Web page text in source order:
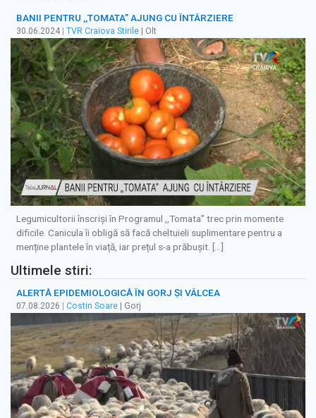
BANII PENTRU ,,TOMATA” AJUNG CU ÎNTÂRZIERE
30.06.2024 TVR Craiova Stirile | Olt
Legumicultorii înscriși în Programul ,,Tomata” trec prin momente
dificile. Canicula îi obligă să facă cheltuieli suplimentare pentru a
menține plantele în viață, iar prețul s-a prăbușit. […]
Ultimele stiri:
ALERTĂ EPIDEMIOLOGICĂ ÎN GORJ ȘI VÂLCEA
07.08.2026 Costin Soare | Gorj